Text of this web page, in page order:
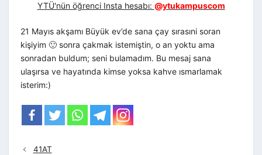
YTÜ'nün öğrenci Insta hesabı: @ytukampuscom
21 Mayıs akşamı Büyük ev’de sana çay sırasıni soran
kişiyim 🙂 sonra çakmak istemiştin, o an yoktu ama
sonradan buldum; seni bulamadım. Bu mesaj sana
ulaşırsa ve hayatında kimse yoksa kahve ısmarlamak
isterim:)
41AT